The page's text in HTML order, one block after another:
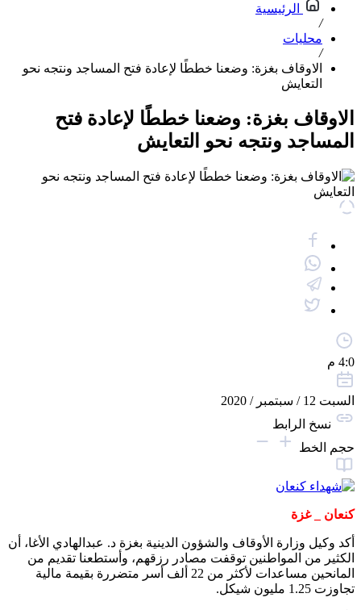
الرئيسية
/
محليات
/
الاوقاف بغزة: وضعنا خططًا لإعادة فتح المساجد ونتجه نحو
التعايش
الاوقاف بغزة: وضعنا خططًا لإعادة فتح
المساجد ونتجه نحو التعايش
4:0 م
السبت 12 / سبتمبر / 2020
نسخ الرابط
حجم الخط
كنعان _ غزة
أكد وكيل وزارة الأوقاف والشؤون الدينية بغزة د. عبدالهادي الأغا، أن
الكثير من المواطنين توقفت مصادر رزقهم، وأستطعنا تقديم من
المانحين مساعدات لأكثر من 22 ألف أسر متضررة بقيمة مالية
تجاوزت 1.25 مليون شيكل.